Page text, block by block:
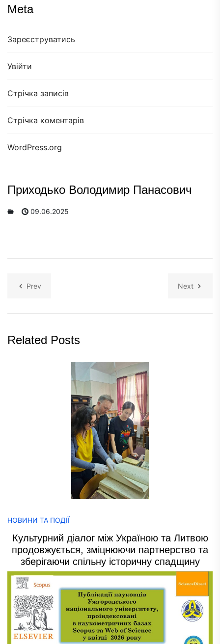
Meta
Зареєструватись
Увійти
Стрічка записів
Стрічка коментарів
WordPress.org
Приходько Володимир Панасович
09.06.2025
Prev Next
Related Posts
НОВИНИ ТА ПОДІЇ
Культурний діалог між Україною та Литвою
продовжується, зміцнюючи партнерство та
зберігаючи спільну історичну спадщину